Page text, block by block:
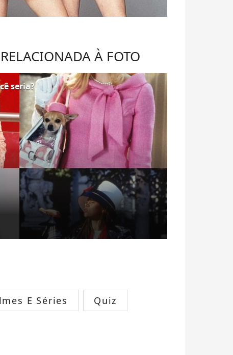
À FOTO
seria?
E Séries Quiz